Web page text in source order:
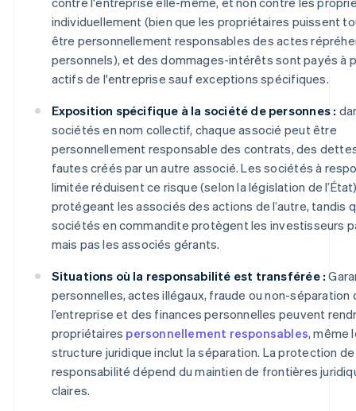
individuellement (bien que les propriétaires puissent
être personnellement responsables des actes
personnels), et des dommages-intérêts sont payés à
actifs de l'entreprise sauf exceptions spécifiques.
Exposition spécifique à la société de personnes :
sociétés en nom collectif, chaque associé peut être
personnellement responsable des contrats, des
fautes créés par un autre associé. Les sociétés à
limitée réduisent ce risque (selon la législation de
protégeant les associés des actions de l’autre, tandis
sociétés en commandite protègent les investisseurs
mais pas les associés gérants.
Situations où la responsabilité est transférée :
personnelles, actes illégaux, fraude ou non-séparation
l’entreprise et des finances personnelles peuvent
propriétaires personnellement responsables, même
structure juridique inclut la séparation. La protection de
responsabilité dépend du maintien de frontières
claires.